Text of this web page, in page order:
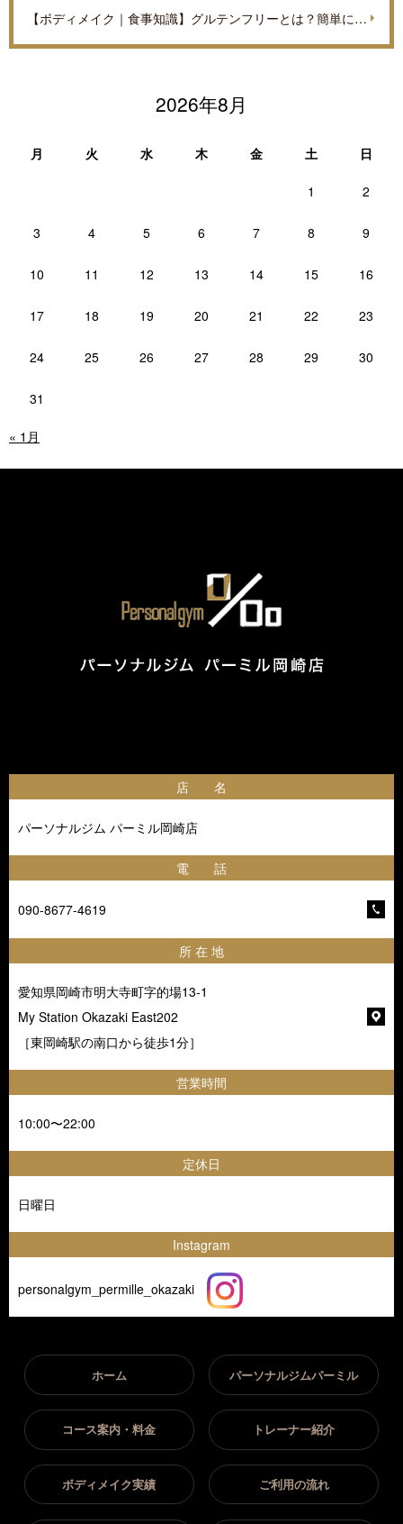
【ボディメイク｜食事知識】グルテンフリーとは？簡単に解説
2026年8月
月 火 水 木 金 土 日
1 2
3 4 5 6 7 8 9
10 11 12 13 14 15 16
17 18 19 20 21 22 23
24 25 26 27 28 29 30
31
« 1月
店 名
パーソナルジム パーミル岡崎店
電 話
090-8677-4619
所 在 地
愛知県岡崎市明大寺町字的場13-1
My Station Okazaki East202
［東岡崎駅の南口から徒歩1分］
営業時間
10:00〜22:00
定休日
日曜日
Instagram
personalgym_permille_okazaki
ホーム パーソナルジムパーミル
コース案内・料金 トレーナー紹介
ボディメイク実績 ご利用の流れ